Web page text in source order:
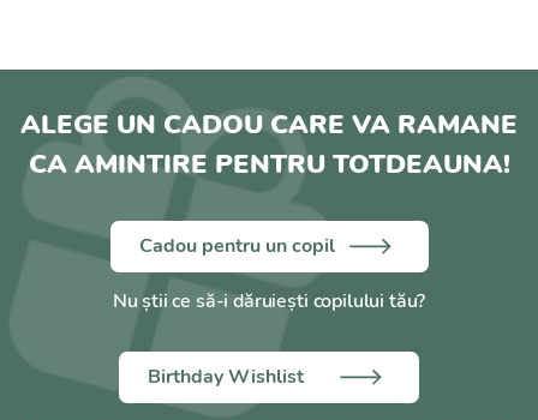
ALEGE UN CADOU CARE VA RAMANE
CA AMINTIRE PENTRU TOTDEAUNA!
Cadou pentru un copil
Nu știi ce să-i dăruiești copilului tău?
Birthday Wishlist